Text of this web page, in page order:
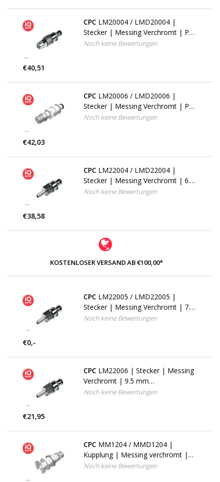
CPC LM20004 / LMD20004 |
Stecker | Messing Verchromt | PTF
Klemmring 6,4 AD / 4,3 mm ID |
Noch keine Bewertungen
€40,51
CPC LM20006 / LMD20006 |
Stecker | Messing Verchromt | PTF
Klemmring 9.5 AD / 6.4 mm ID |
Noch keine Bewertungen
€42,03
CPC LM22004 / LMD22004 |
Stecker | Messing Verchromt | 6.4
mm Schlauchanschluß | Multi-
Noch keine Bewertungen
€38,58
KOSTENLOSER VERSAND AB €100,00*
CPC LM22005 / LMD22005 |
Stecker | Messing Verchromt | 7.9
mm Schlauchanschluß | Multi-
Noch keine Bewertungen
€0,-
CPC LM22006 | Stecker | Messing
Verchromt | 9.5 mm
Schlauchanschluß | Multi-Mount
Noch keine Bewertungen
€21,95
CPC MM1204 / MMD1204 |
Kupplung | Messing verchromt |
PTF Klemmring 6,4 AD / 4,3 mm ID
Noch keine Bewertungen